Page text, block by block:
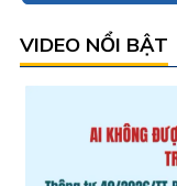
VIDEO NỔI BẬT